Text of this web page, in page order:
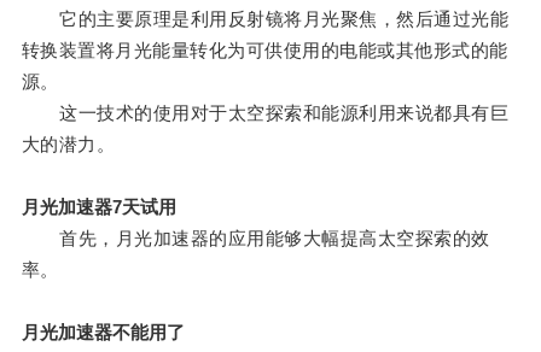
它的主要原理是利用反射镜将月光聚焦，然后通过光能
转换装置将月光能量转化为可供使用的电能或其他形式的能
源。
这一技术的使用对于太空探索和能源利用来说都具有巨
大的潜力。
月光加速器7天试用
首先，月光加速器的应用能够大幅提高太空探索的效
率。
月光加速器不能用了